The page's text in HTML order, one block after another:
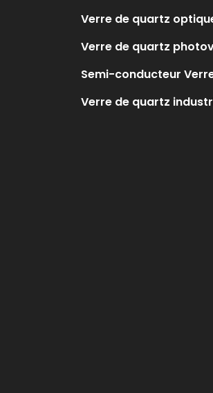
Verre de quartz
Verre de quartz
Semi-conducteur
Verre de quartz